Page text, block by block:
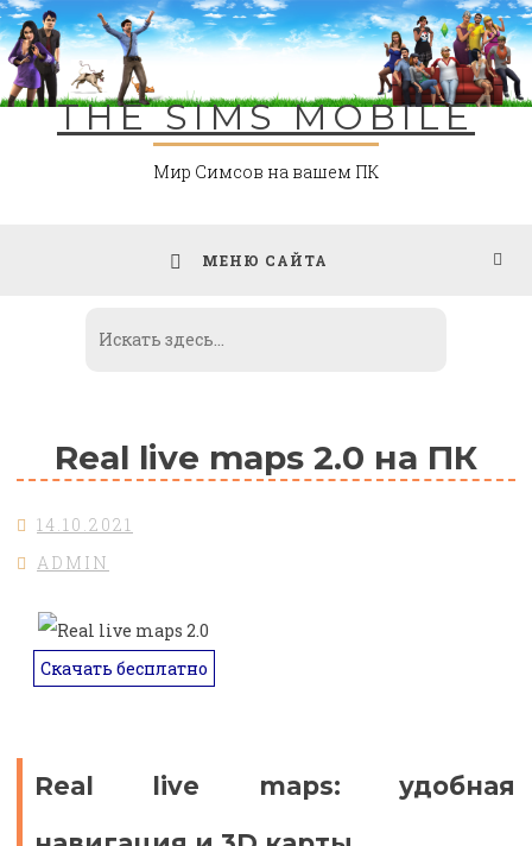
Skip
to
content
THE SIMS MOBILE
Мир Симсов на вашем ПК
МЕНЮ САЙТА
Real live maps 2.0 на ПК
14.10.2021
ADMIN
Скачать бесплатно
Real live maps: удобная